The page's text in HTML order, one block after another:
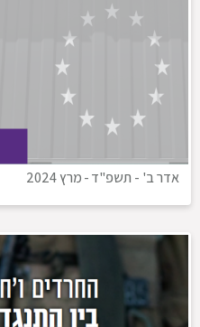
אדר ב' - תשפ"ד-מרץ 2024